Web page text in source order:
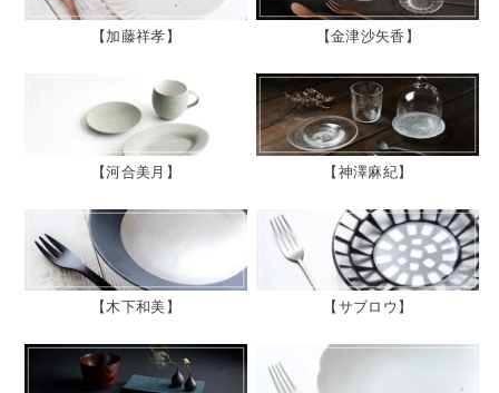
加藤祥孝 金津沙矢香
河合美月 神澤麻紀
木下和美 サブロウ